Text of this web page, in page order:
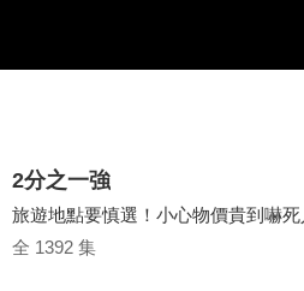
2分之一強
旅遊地點要慎選！小心物價貴到嚇
全 1392 集